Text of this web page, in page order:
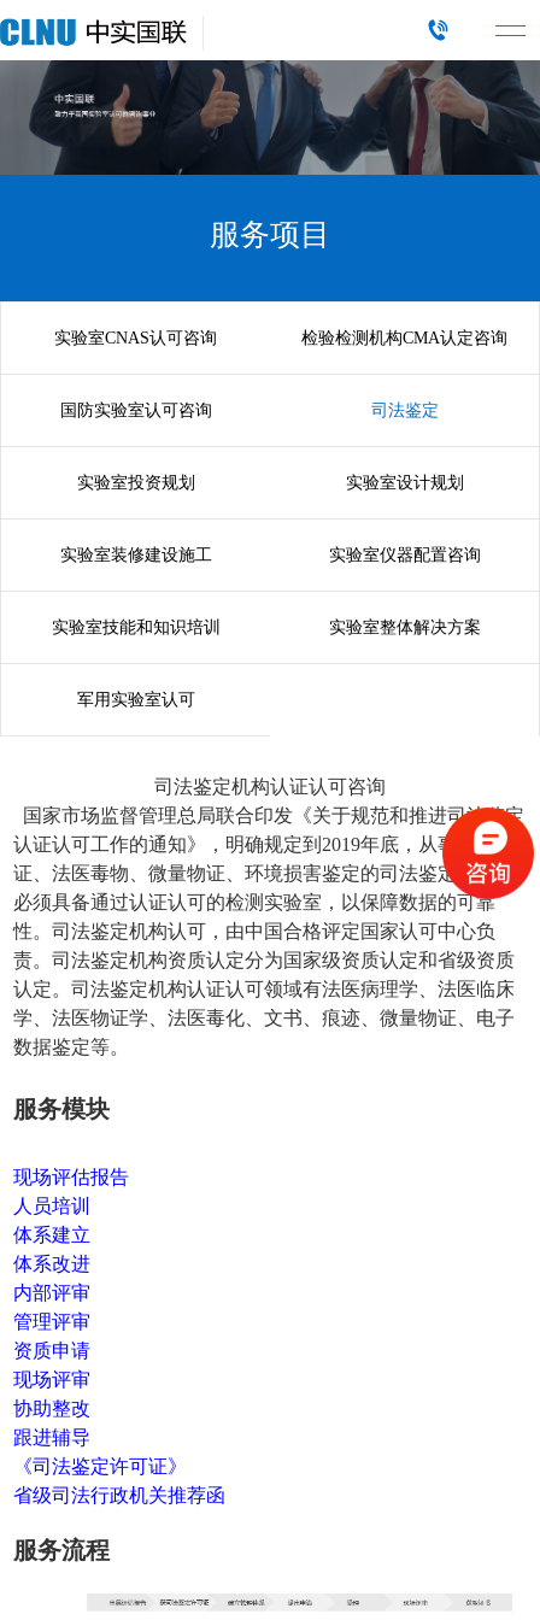
服务项目
实验室CNAS认可咨询 检验检测机构CMA认定咨询
国防实验室认可咨询 司法鉴定
实验室投资规划 实验室设计规划
实验室装修建设施工 实验室仪器配置咨询
实验室技能和知识培训 实验室整体解决方案
军用实验室认可
司法鉴定机构认证认可咨询
国家市场监督管理总局联合印发《关于规范和推进司法鉴定
认证认可工作的通知》，明确规定到2019年底，从事法医物
证、法医毒物、微量物证、环境损害鉴定的司法鉴定机构，
必须具备通过认证认可的检测实验室，以保障数据的可靠
性。司法鉴定机构认可，由中国合格评定国家认可中心负
责。司法鉴定机构资质认定分为国家级资质认定和省级资质
认定。司法鉴定机构认证认可领域有法医病理学、法医临床
学、法医物证学、法医毒化、文书、痕迹、微量物证、电子
数据鉴定等。
服务模块
现场评估报告
人员培训
体系建立
体系改进
内部评审
管理评审
资质申请
现场评审
协助整改
跟进辅导
《司法鉴定许可证》
省级司法行政机关推荐函
服务流程